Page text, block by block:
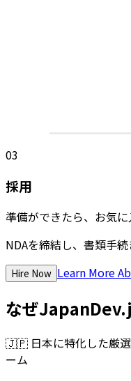
03
採用
準備ができたら、お気に
NDAを締結し、書類手続
Hire Now Learn More
なぜ
🇯🇵 日本に特化した厳
ーム